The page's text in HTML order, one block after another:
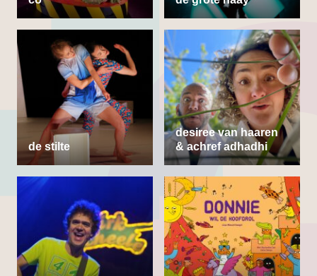
de stilte
desiree van haaren
& achref adhadhi